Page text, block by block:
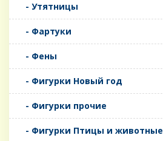
- Утятницы
- Фартуки
- Фены
- Фигурки Новый год
- Фигурки прочие
- Фигурки Птицы и животные